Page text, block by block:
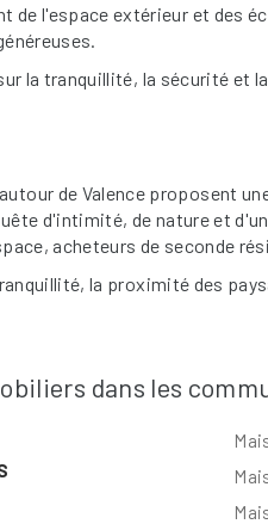
de l'espace extérieur et des
la tranquillité, la sécurité et
de Valence proposent
d'intimité, de nature et
acheteurs de seconde
la proximité des
dans les